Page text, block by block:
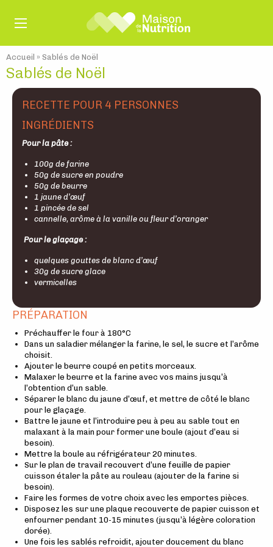
Accueil » Sablés de Noël
Sablés de Noël
RECETTE POUR 4 PERSONNES
INGRÉDIENTS
Pour la pâte :
100g de farine
50g de sucre en poudre
50g de beurre
1 jaune d’œuf
1 pincée de sel
cannelle, arôme à la vanille ou fleur d’oranger
Pour le glaçage :
quelques gouttes de blanc d’œuf
30g de sucre glace
vermicelles
PRÉPARATION
Préchauffer le four à 180°C
Dans un saladier mélanger la farine, le sel, le sucre et l’arôme
choisit.
Ajouter le beurre coupé en petits morceaux.
Malaxer le beurre et la farine avec vos mains jusqu’à
l’obtention d’un sable.
Séparer le blanc du jaune d’œuf, et mettre de côté le blanc
pour le glaçage.
Battre le jaune et l’introduire peu à peu au sable tout en
malaxant à la main pour former une boule (ajout d’eau si
besoin).
Mettre la boule au réfrigérateur 20 minutes.
Sur le plan de travail recouvert d’une feuille de papier
cuisson étaler la pâte au rouleau (ajouter de la farine si
besoin).
Faire les formes de votre choix avec les emportes pièces.
Disposez les sur une plaque recouverte de papier cuisson et
enfourner pendant 10-15 minutes (jusqu’à légère coloration
dorée).
Une fois les sablés refroidit, ajouter doucement du blanc